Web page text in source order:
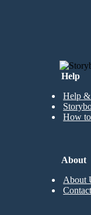
Help
Help
How
About
About